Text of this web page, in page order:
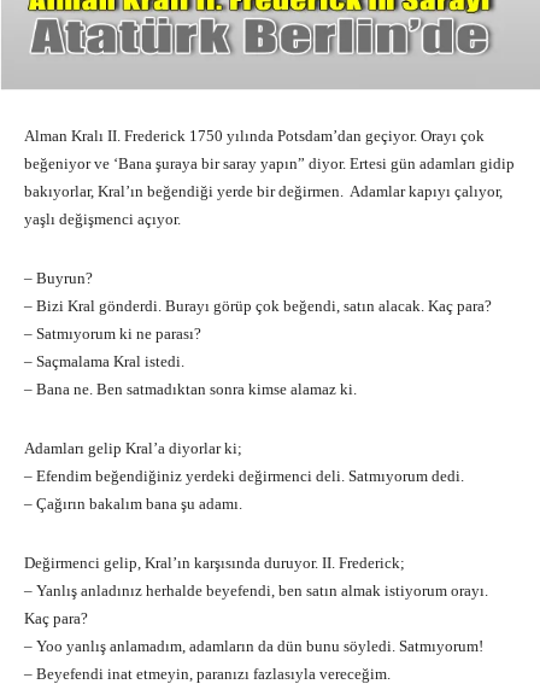
Alman Kralı II. Frederick 1750 yılında Potsdam’dan geçiyor. Orayı çok
beğeniyor ve ‘Bana şuraya bir saray yapın” diyor. Ertesi gün adamları gidip
bakıyorlar, Kral’ın beğendiği yerde bir değirmen. Adamlar kapıyı çalıyor,
yaşlı değişmenci açıyor.
– Buyrun?
– Bizi Kral gönderdi. Burayı görüp çok beğendi, satın alacak. Kaç para?
– Satmıyorum ki ne parası?
– Saçmalama Kral istedi.
– Bana ne. Ben satmadıktan sonra kimse alamaz ki.
Adamları gelip Kral’a diyorlar ki;
– Efendim beğendiğiniz yerdeki değirmenci deli. Satmıyorum dedi.
– Çağırın bakalım bana şu adamı.
Değirmenci gelip, Kral’ın karşısında duruyor. II. Frederick;
– Yanlış anladınız herhalde beyefendi, ben satın almak istiyorum orayı.
Kaç para?
– Yoo yanlış anlamadım, adamların da dün bunu söyledi. Satmıyorum!
– Beyefendi inat etmeyin, paranızı fazlasıyla vereceğim.